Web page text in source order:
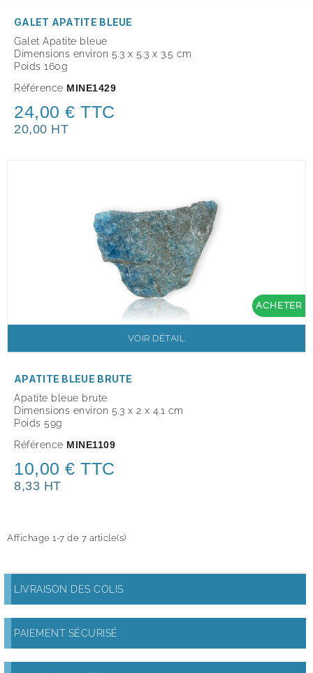
GALET APATITE BLEUE
Galet Apatite bleue
Dimensions environ 5.3 x 5.3 x 3.5 cm
Poids 160g
Référence MINE1429
24,00 € TTC
20,00 HT
ACHETER
VOIR DÉTAIL
APATITE BLEUE BRUTE
Apatite bleue brute
Dimensions environ 5.3 x 2 x 4.1 cm
Poids 59g
Référence MINE1109
10,00 € TTC
8,33 HT
Affichage 1-7 de 7 article(s)
LIVRAISON DES COLIS
PAIEMENT SÉCURISÉ